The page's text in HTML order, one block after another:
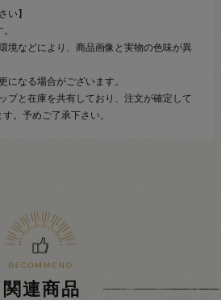
い】
境などにより、商品画像と実物の色味が異
になる場合がございます。
プと在庫を共有しており、注文が確定して
。予めご了承下さい。
関連商品